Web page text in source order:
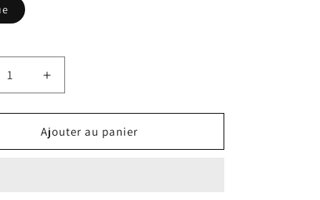
Augmenter
la
quantité
de
Echarpe
Ajouter au panier